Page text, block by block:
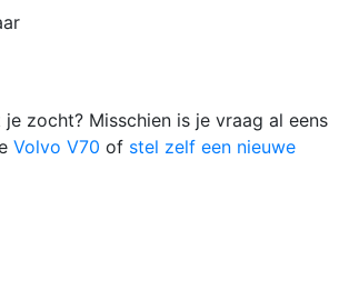
zocht? Misschien is je vraag al eens
Volvo V70 of stel zelf een nieuwe